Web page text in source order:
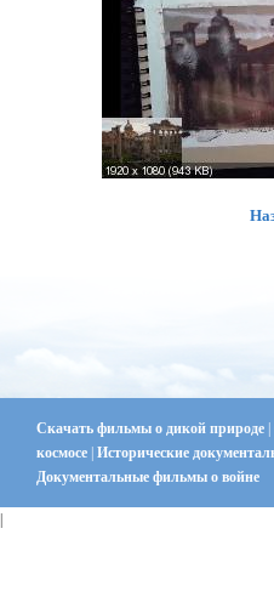
Скачать фильмы о дикой природе |
космосе | Исторические
Документальные фильмы о войне
|